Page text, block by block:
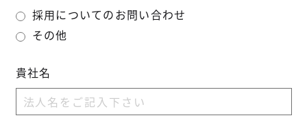
採用についてのお問い合わせ
その他
貴社名